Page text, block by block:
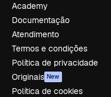
Academy
Documentação
Atendimento
Termos e condições
Política de privacidade
Originais New
Política de cookies